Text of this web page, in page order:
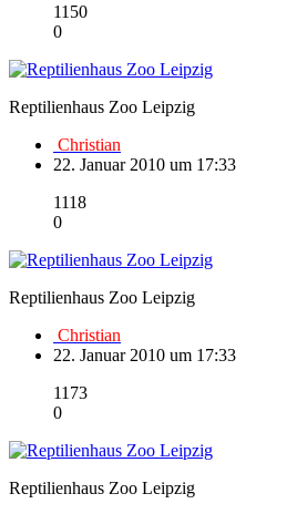
1150
0
Reptilienhaus Zoo Leipzig
Christian
22. Januar 2010 um 17:33
1118
0
Reptilienhaus Zoo Leipzig
Christian
22. Januar 2010 um 17:33
1173
0
Reptilienhaus Zoo Leipzig